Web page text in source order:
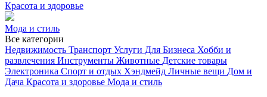
Красота и здоровье
Мода и стиль
Все категории
Недвижимость Транспорт Услуги Для Бизнеса Хобби и
развлечения Инструменты Животные Детские товары
Электроника Спорт и отдых Хэндмейд Личные вещи Дом и
Дача Красота и здоровье Мода и стиль